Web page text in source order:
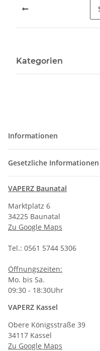
Kategorien
Informationen
Gesetzliche Informationen
VAPERZ Baunatal
Marktplatz 6
34225 Baunatal
Zu Google Maps
Tel.: 0561 5744 5306
Öffnungszeiten:
Mo. bis Sa.
09:30 - 18:30Uhr
VAPERZ Kassel
Obere Königsstraße 39
34117 Kassel
Zu Google Maps